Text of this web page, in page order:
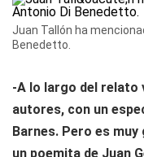
Juan Tallón ha
Benedetto.
-A lo largo del relato
autores, con un
Barnes. Pero es
un poemita de Juan